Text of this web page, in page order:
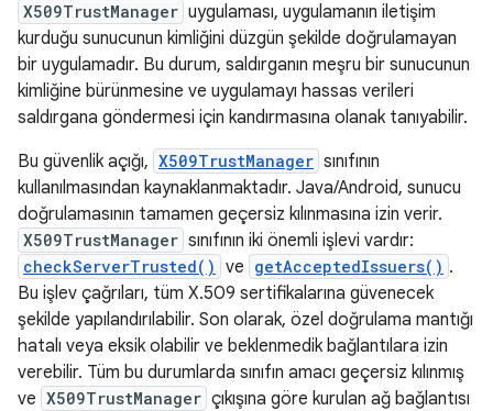
X509TrustManager uygulaması, uygulamanın iletişim
kurduğu sunucunun kimliğini düzgün şekilde doğrulamayan
bir uygulamadır. Bu durum, saldırganın meşru bir sunucunun
kimliğine bürünmesine ve uygulamayı hassas verileri
saldırgana göndermesi için kandırmasına olanak tanıyabilir.
Bu güvenlik açığı, X509TrustManager sınıfının
kullanılmasından kaynaklanmaktadır. Java/Android, sunucu
doğrulamasının tamamen geçersiz kılınmasına izin verir.
X509TrustManager sınıfının iki önemli işlevi vardır:
checkServerTrusted() ve getAcceptedIssuers() .
Bu işlev çağrıları, tüm X.509 sertifikalarına güvenecek
şekilde yapılandırılabilir. Son olarak, özel doğrulama mantığı
hatalı veya eksik olabilir ve beklenmedik bağlantılara izin
verebilir. Tüm bu durumlarda sınıfın amacı geçersiz kılınmış
ve X509TrustManager çıkışına göre kurulan ağ bağlantısı